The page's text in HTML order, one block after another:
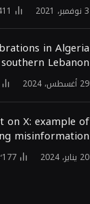
3 نوفمبر، 2021
in Algeria
Lebanon
29 أغسطس، 2024
on X: example of
misinformation
20 يناير، 2024